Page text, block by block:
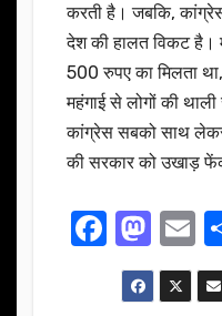
करती है। जबकि,
देश की हालत विकट है।
500 रुपए का मिलता
महंगाई से लोगों की
कांग्रेस सबको साथ
की सरकार को उखाड़
F
a
c
M
a
st
E